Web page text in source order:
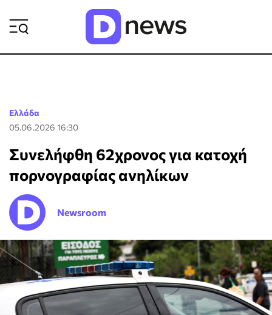
Ελλάδα
05.06.2026 16:30
Συνελήφθη 62χρονος για κατοχή
πορνογραφίας ανηλίκων
Newsroom